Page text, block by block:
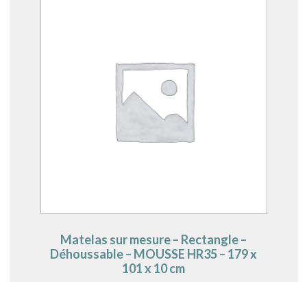
Matelas sur mesure – Rectangle –
Déhoussable – MOUSSE HR35 – 179 x
101 x 10 cm